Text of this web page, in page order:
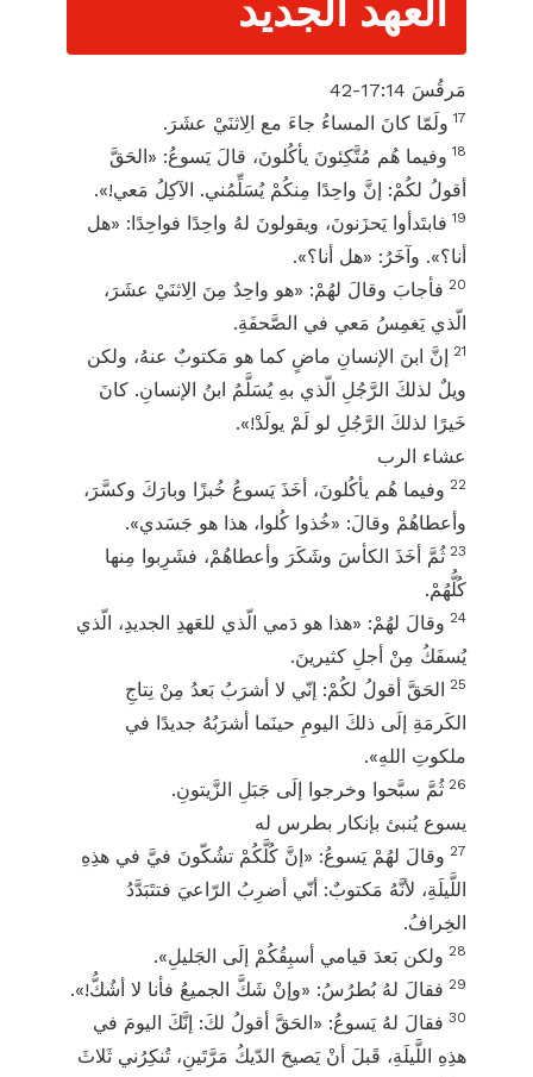
العهد الجديد
مَرقُسَ 14:‏17-‏42
17 ولَمّا كانَ المساءُ جاءَ مع الِاثنَيْ عشَرَ.
18 وفيما هُم مُتَّكِئونَ يأكُلونَ، قالَ يَسوعُ: «الحَقَّ
أقولُ لكُمْ: إنَّ واحِدًا مِنكُمْ يُسَلِّمُني. الآكِلُ مَعي!».
19 فابتَدأوا يَحزَنونَ، ويقولونَ لهُ واحِدًا فواحِدًا: «هل
أنا؟». وآخَرُ: «هل أنا؟».
20 فأجابَ وقالَ لهُمْ: «هو واحِدٌ مِنَ الِاثنَيْ عشَرَ،
الّذي يَغمِسُ مَعي في الصَّحفَةِ.
21 إنَّ ابنَ الإنسانِ ماضٍ كما هو مَكتوبٌ عنهُ، ولكن
ويلٌ لذلكَ الرَّجُلِ الّذي بهِ يُسَلَّمُ ابنُ الإنسانِ. كانَ
خَيرًا لذلكَ الرَّجُلِ لو لَمْ يولَدْ!».
عشاء الرب
22 وفيما هُم يأكُلونَ، أخَذَ يَسوعُ خُبزًا وبارَكَ وكسَّرَ،
وأعطاهُمْ وقالَ: «خُذوا كُلوا، هذا هو جَسَدي».
23 ثُمَّ أخَذَ الكأسَ وشَكَرَ وأعطاهُمْ، فشَرِبوا مِنها
كُلُّهُمْ.
24 وقالَ لهُمْ: «هذا هو دَمي الّذي للعَهدِ الجديدِ، الّذي
يُسفَكُ مِنْ أجلِ كثيرينَ.
25 الحَقَّ أقولُ لكُمْ: إنّي لا أشرَبُ بَعدُ مِنْ نِتاجِ
الكَرمَةِ إلَى ذلكَ اليومِ حينَما أشرَبُهُ جديدًا في
ملكوتِ اللهِ».
26 ثُمَّ سبَّحوا وخرجوا إلَى جَبَلِ الزَّيتونِ.
يسوع يُنبئ بإنكار بطرس له
27 وقالَ لهُمْ يَسوعُ: «إنَّ كُلَّكُمْ تشُكّونَ فيَّ في هذِهِ
اللَّيلَةِ، لأنَّهُ مَكتوبٌ: أنّي أضرِبُ الرّاعيَ فتتَبَدَّدُ
الخِرافُ.
28 ولكن بَعدَ قيامي أسبِقُكُمْ إلَى الجَليلِ».
29 فقالَ لهُ بُطرُسُ: «وإنْ شَكَّ الجميعُ فأنا لا أشُكُّ!».
30 فقالَ لهُ يَسوعُ: «الحَقَّ أقولُ لكَ: إنَّكَ اليومَ في
هذِهِ اللَّيلَةِ، قَبلَ أنْ يَصيحَ الدّيكُ مَرَّتَينِ، تُنكِرُني ثَلاثَ